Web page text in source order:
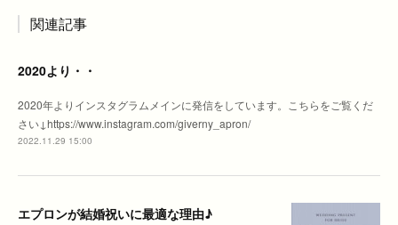
関連記事
2020より・・
2020年よりインスタグラムメインに発信をしています。こちらをご覧くだ
さい↓https://www.instagram.com/giverny_apron/
2022.11.29 15:00
エプロンが結婚祝いに最適な理由♪